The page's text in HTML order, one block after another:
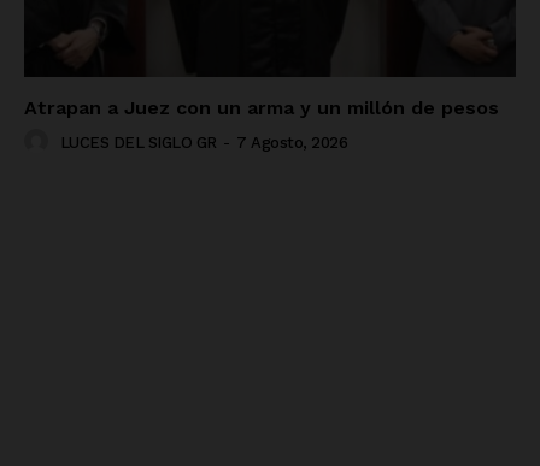
Atrapan a Juez con un arma y un millón de pesos
LUCES DEL SIGLO GR - 7 Agosto, 2026